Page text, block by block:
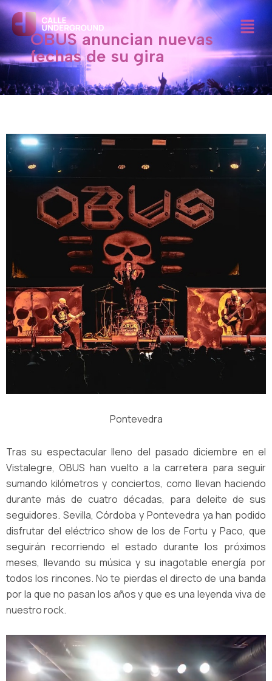
Ir
al
contenido
Menú
OBUS anuncian nuevas
fechas de su gira
Pontevedra
Tras su espectacular lleno del pasado diciembre en el
Vistalegre, OBUS han vuelto a la carretera para seguir
sumando kilómetros y conciertos, como llevan haciendo
durante más de cuatro décadas, para deleite de sus
seguidores. Sevilla, Córdoba y Pontevedra ya han podido
disfrutar del eléctrico show de los de Fortu y Paco, que
seguirán recorriendo el estado durante los próximos
meses, llevando su música y su inagotable energía por
todos los rincones. No te pierdas el directo de una banda
por la que no pasan los años y que es una leyenda viva de
nuestro rock.